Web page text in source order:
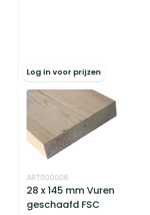
Log in voor prijzen
ART000006
28 x 145 mm Vuren
geschaafd FSC